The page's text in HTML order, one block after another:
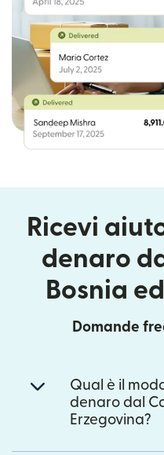
Ricevi
denaro
Bosnia
Domande
Qual è il
denaro dal
Erzegovina?